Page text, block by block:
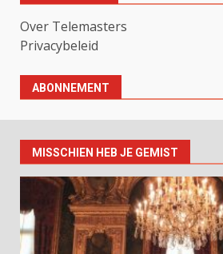
Over Telemasters
Privacybeleid
ABONNEMENT
MISSCHIEN HEB JE GEMIST